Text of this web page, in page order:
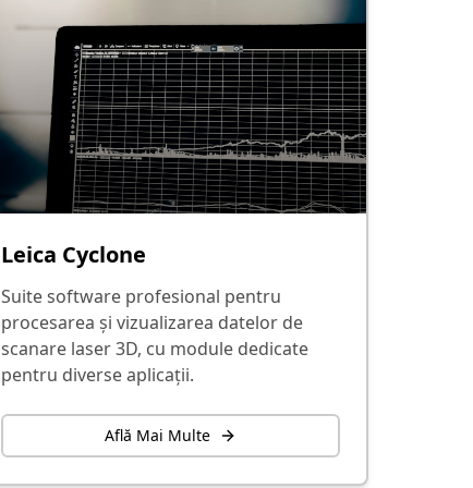
Leica Cyclone
Suite software profesional pentru
procesarea și vizualizarea datelor de
scanare laser 3D, cu module dedicate
pentru diverse aplicații.
Află Mai Multe